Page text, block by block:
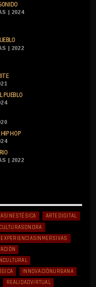
| 2024
| 2022
PUEBLO
HOP
| 2022
ARTEDIGITAL
EXPERIENCIASINMERSIVAS
INNOVACIÓNURBANA
REALIDADVIRTUAL